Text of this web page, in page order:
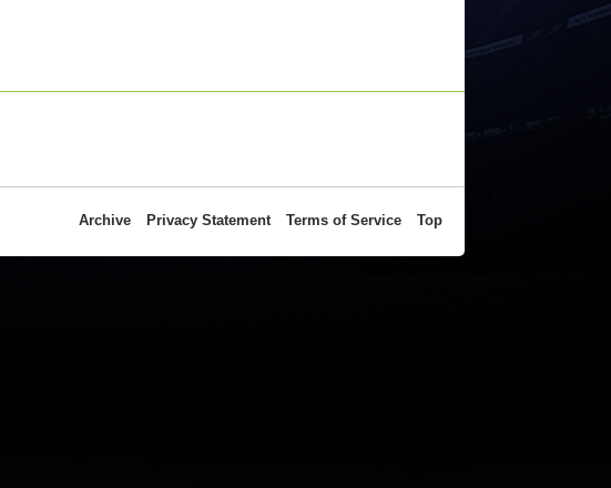
Archive Privacy Statement Terms of Service Top